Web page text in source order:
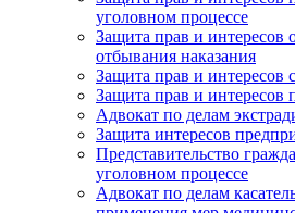
уголовном процессе
Защита прав и интересов
отбывания наказания
Защита прав и интересов
Защита прав и интересов
Адвокат по делам
Защита интересов
Представительство
уголовном процессе
Адвокат по делам